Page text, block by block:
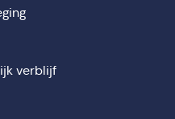
verblijf